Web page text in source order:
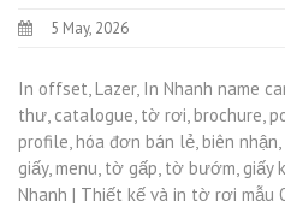
5 May, 2026
In offset, Lazer, In Nhanh name
thư, catalogue, tờ rơi, brochure,
profile, hóa đơn bán lẻ, biên
giấy, menu, tờ gấp, tờ bướm, giấy
Nhanh | Thiết kế và in tờ rơi mẫu